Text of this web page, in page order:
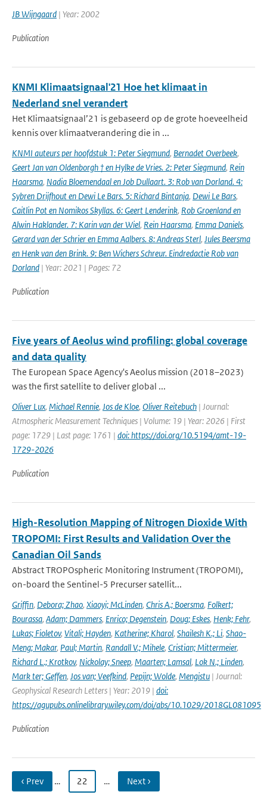
JB Wijngaard | Year: 2002
Publication
KNMI Klimaatsignaal'21 Hoe het klimaat in
Nederland snel verandert
Het Klimaatsignaal’21 is gebaseerd op de grote hoeveelheid
kennis over klimaatverandering die in ...
KNMI auteurs per hoofdstuk 1: Peter Siegmund, Bernadet Overbeek,
Geert Jan van Oldenborgh † en Hylke de Vries. 2: Peter Siegmund, Rein
Haarsma, Nadia Bloemendaal en Job Dullaart. 3: Rob van Dorland. 4:
Sybren Drijfhout en Dewi Le Bars. 5: Richard Bintanja, Dewi Le Bars,
Caitlin Pot en Nomikos Skyllas. 6: Geert Lenderink, Rob Groenland en
Alwin Haklander. 7: Karin van der Wiel, Rein Haarsma, Emma Daniels,
Gerard van der Schrier en Emma Aalbers. 8: Andreas Sterl, Jules Beersma
en Henk van den Brink. 9: Ben Wichers Schreur. Eindredactie Rob van
Dorland | Year: 2021 | Pages: 72
Publication
Five years of Aeolus wind profiling: global coverage
and data quality
The European Space Agency's Aeolus mission (2018–2023)
was the first satellite to deliver global ...
Oliver Lux, Michael Rennie, Jos de Kloe, Oliver Reitebuch | Journal:
Atmospheric Measurement Techniques | Volume: 19 | Year: 2026 | First
page: 1729 | Last page: 1761 | doi: https://doi.org/10.5194/amt-19-
1729-2026
Publication
High-Resolution Mapping of Nitrogen Dioxide With
TROPOMI: First Results and Validation Over the
Canadian Oil Sands
Abstract TROPOspheric Monitoring Instrument (TROPOMI),
on-board the Sentinel-5 Precurser satellit...
Griffin, Debora; Zhao, Xiaoyi; McLinden, Chris A.; Boersma, Folkert;
Bourassa, Adam; Dammers, Enrico; Degenstein, Doug; Eskes, Henk; Fehr,
Lukas; Fioletov, Vitali; Hayden, Katherine; Kharol, Shailesh K.; Li, Shao-
Meng; Makar, Paul; Martin, Randall V.; Mihele, Cristian; Mittermeier,
Richard L.; Krotkov, Nickolay; Sneep, Maarten; Lamsal, Lok N.; Linden,
Mark ter; Geffen, Jos van; Veefkind, Pepijn; Wolde, Mengistu | Journal:
Geophysical Research Letters | Year: 2019 | doi:
https://agupubs.onlinelibrary.wiley.com/doi/abs/10.1029/2018GL081095
Publication
‹ Prev … 22 … Next ›